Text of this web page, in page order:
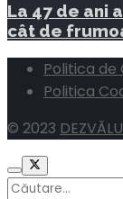
La 47 de ani
cât de
Politica
Politica
© 2023